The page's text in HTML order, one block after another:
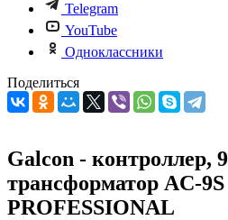
Telegram
YouTube
Одноклассники
Поделиться
Galcon - контроллер,
трансформатор AC-9S
PROFESSIONAL